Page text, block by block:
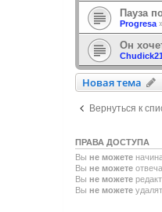
Пауза
Progresa
Он
Chudick21
Новая тема
Новаятема
Вернуться к
ПРАВА ДОСТУПА
Вы не можете
Вы не можете
Вы не можете
Вы не можете